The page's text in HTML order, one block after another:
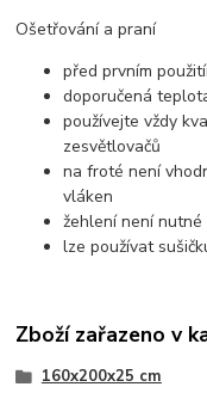
Ošetřování a praní
před prvním
doporučená
používejte vždy
zesvětlovačů
na froté není
vláken
žehlení není nutné
lze používat
Zboží zařazeno v
160x200x25 cm